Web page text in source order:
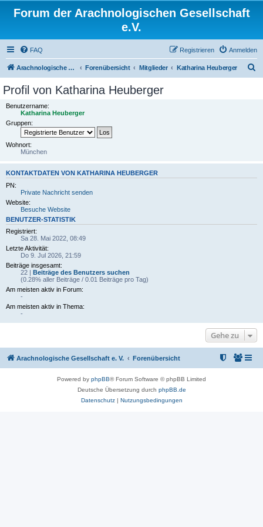
Forum der Arachnologischen Gesellschaft
e.V.
FAQ Anmelden
Registrieren
Arachnologische Gesellschaft e. V. Forenübersicht Mitglieder Katharina Heuberger
Profil von Katharina Heuberger
Benutzername:
Katharina Heuberger
Gruppen:
Wohnort:
München
KONTAKTDATEN VON KATHARINA HEUBERGER
PN:
Private Nachricht senden
Website:
Besuche Website
BENUTZER-STATISTIK
Registriert:
Sa 28. Mai 2022, 08:49
Letzte Aktivität:
Do 9. Jul 2026, 21:59
Beiträge insgesamt:
22 | Beiträge des Benutzers suchen
(0.28% aller Beiträge / 0.01 Beiträge pro Tag)
Am meisten aktiv in Forum:
-
Am meisten aktiv in Thema:
-
Gehe zu
Arachnologische Gesellschaft e. V. Forenübersicht
Powered by phpBB® Forum Software © phpBB Limited
Deutsche Übersetzung durch phpBB.de
Datenschutz| Nutzungsbedingungen